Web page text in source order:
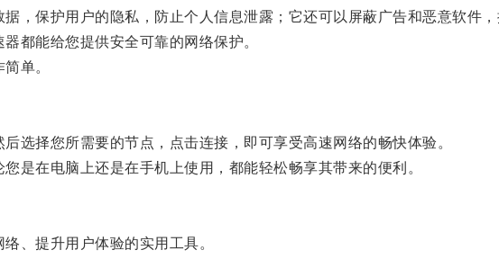
保护用户的隐私，防止个人信息泄露；它还可以屏蔽广告和恶意软件，
能给您提供安全可靠的网络保护。
单。
择您所需要的节点，点击连接，即可享受高速网络的畅快体验。
在电脑上还是在手机上使用，都能轻松畅享其带来的便利。
、提升用户体验的实用工具。